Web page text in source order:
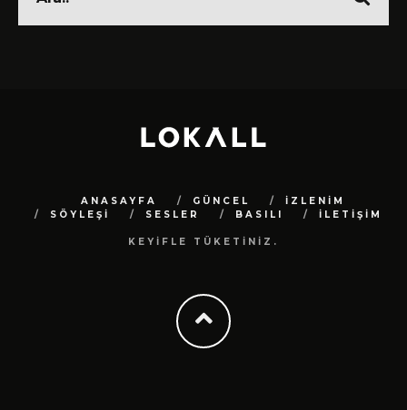
ANASAYFA GÜNCEL
İZLENİM
SÖYLEŞİ
SESLER BASILI İLETİŞİM
KEYİFLE TÜKETİNİZ.